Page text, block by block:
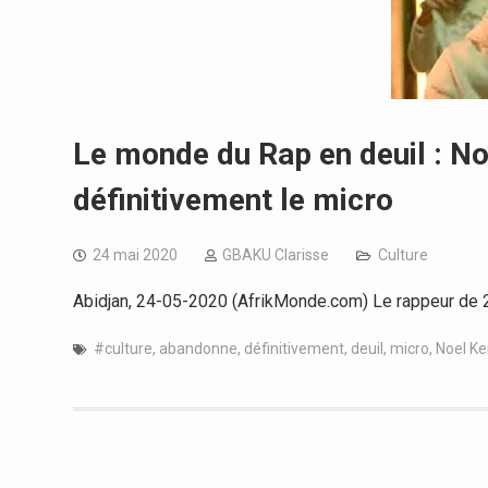
Le monde du Rap en deuil :
définitivement le micro
24 mai 2020 GBAKU Clarisse Culture
Abidjan, 24-05-2020 (AfrikMonde.com) Le rappeur de
#culture, abandonne, définitivement, deuil , micro, Noel